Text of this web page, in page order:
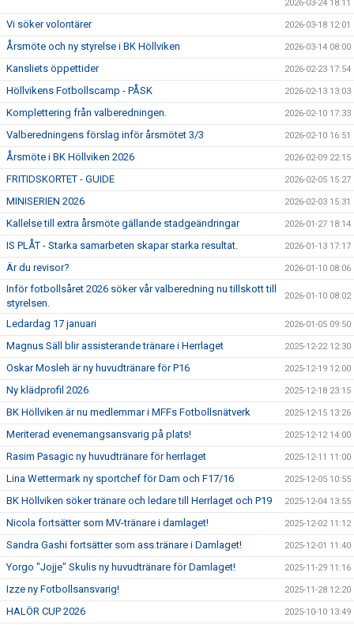
2026-03-24 18:11
Vi söker volontärer 2026-03-18 12:01
Årsmöte och ny styrelse i BK Höllviken 2026-03-14 08:00
Kansliets öppettider 2026-02-23 17:54
Höllvikens Fotbollscamp - PÅSK 2026-02-13 13:03
Komplettering från valberedningen. 2026-02-10 17:33
Valberedningens förslag inför årsmötet 3/3 2026-02-10 16:51
Årsmöte i BK Höllviken 2026 2026-02-09 22:15
FRITIDSKORTET - GUIDE 2026-02-05 15:27
MINISERIEN 2026 2026-02-03 15:31
Kallelse till extra årsmöte gällande stadgeändringar 2026-01-27 18:14
IS PLÅT - Starka samarbeten skapar starka resultat. 2026-01-13 17:17
Är du revisor? 2026-01-10 08:06
Inför fotbollsåret 2026 söker vår valberedning nu tillskott till
styrelsen.
2026-01-10 08:02
Ledardag 17 januari 2026-01-05 09:50
Magnus Säll blir assisterande tränare i Herrlaget 2025-12-22 12:30
Oskar Mosleh är ny huvudtränare för P16 2025-12-19 12:00
Ny klädprofil 2026 2025-12-18 23:15
BK Höllviken är nu medlemmar i MFFs Fotbollsnätverk 2025-12-15 13:26
Meriterad evenemangsansvarig på plats! 2025-12-12 14:00
Rasim Pasagic ny huvudtränare för herrlaget 2025-12-11 11:00
Lina Wettermark ny sportchef för Dam och F17/16 2025-12-05 10:55
BK Höllviken söker tränare och ledare till Herrlaget och P19 2025-12-04 13:55
Nicola fortsätter som MV-tränare i damlaget! 2025-12-02 11:12
Sandra Gashi fortsätter som ass.tränare i Damlaget! 2025-12-01 11:40
Yorgo "Jojje" Skulis ny huvudtränare för Damlaget! 2025-11-29 11:16
Izze ny Fotbollsansvarig! 2025-11-28 12:20
HALÖR CUP 2026 2025-10-10 13:49